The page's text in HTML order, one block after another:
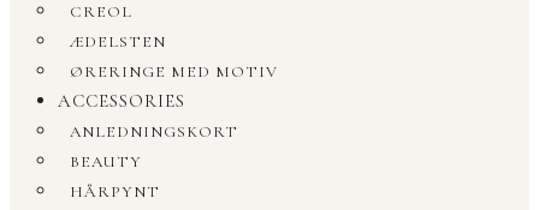
CREOL
ÆDELSTEN
ØRERINGE MED MOTIV
ACCESSORIES
ANLEDNINGSKORT
BEAUTY
HÅRPYNT